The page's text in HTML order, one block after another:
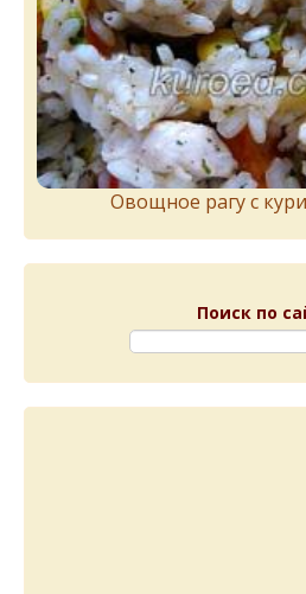
Овощное рагу с
Поиск по